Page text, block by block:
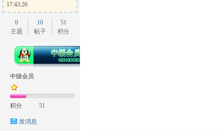
17:43:26
0
主题
10
帖子
51
积分
中级会员
积分 51
发消息